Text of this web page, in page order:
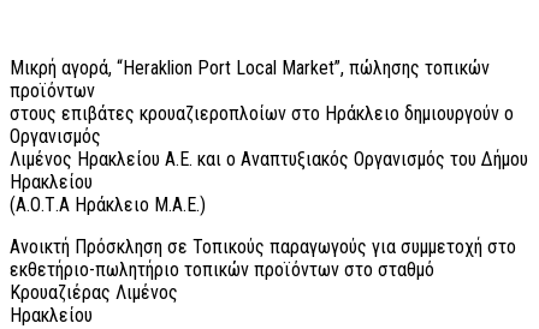
Μικρή αγορά, “Heraklion Port Local Market”, πώλησης τοπικών
προϊόντων
στους επιβάτες κρουαζιεροπλοίων στο Ηράκλειο δημιουργούν ο
Οργανισμός
Λιμένος Ηρακλείου Α.Ε. και ο Αναπτυξιακός Οργανισμός του Δήμου
Ηρακλείου
(Α.Ο.Τ.Α Ηράκλειο Μ.Α.Ε.)
Ανοικτή Πρόσκληση σε Τοπικούς παραγωγούς για συμμετοχή στο
εκθετήριο-πωλητήριο τοπικών προϊόντων στο σταθμό
Κρουαζιέρας Λιμένος
Ηρακλείου